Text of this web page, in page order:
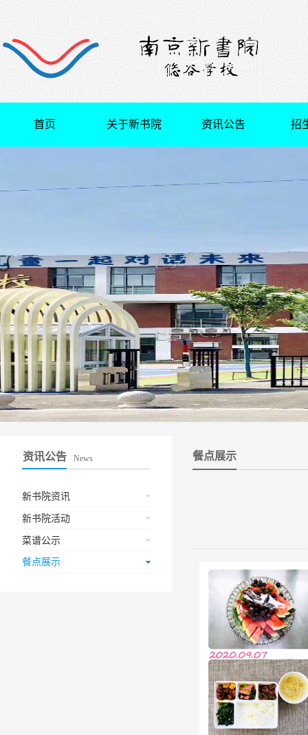
首页 关于新书院 资讯公告 招
资讯公告 News
新书院资讯
新书院活动
菜谱公示
餐点展示
餐点展示